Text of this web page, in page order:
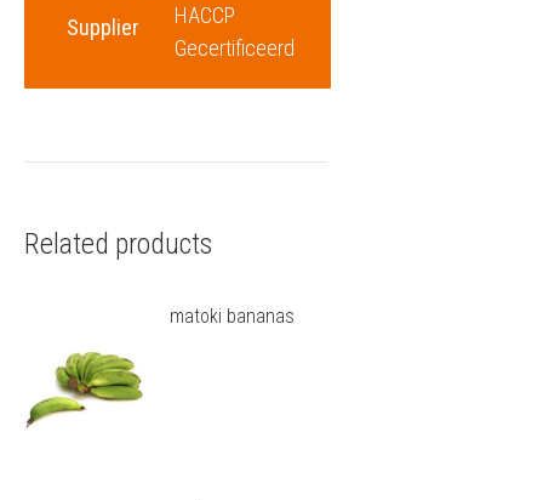
Supplier
HACCP
Gecertificeerd
Related products
matoki bananas